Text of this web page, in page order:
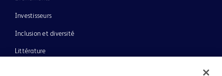
Investisseurs
Inclusion et diversité
Littérature